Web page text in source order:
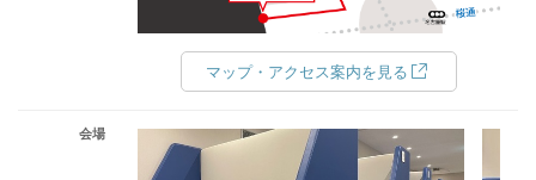
マップ・アクセス案内を見る
会場